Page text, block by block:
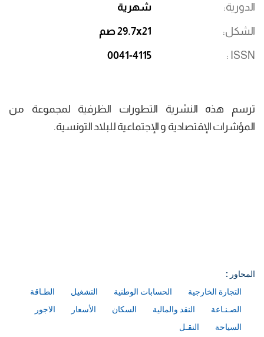
الدورية شهرية
الشكل 29.7x21 صم
ISSN
0041-4115
ترسم هذه النشرية التطورات الظرفية لمجموعة من
المؤشرات الإقتصادية و الإجتماعية للبلاد التونسية.
المحاور :
التجارة الخارجية
الحسابات الوطنية التشغيل
الطـاقة
الصـنـاعة
النقد والمالية السكان الأسعار
الاجور
السياحة
النقـل